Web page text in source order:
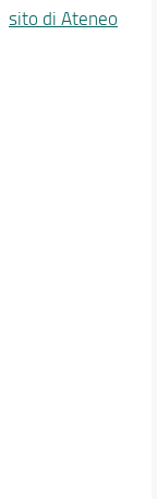
sito di Ateneo